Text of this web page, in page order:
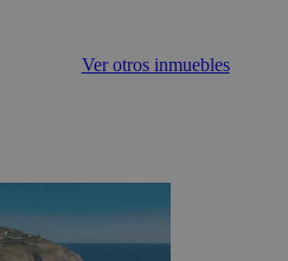
Ver otros inmuebles